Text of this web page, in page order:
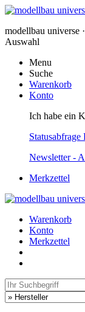
modellbau universe
Auswahl
Menu
Suche
Warenkorb
Konto
Ich habe ein
Statusabfrage
Newsletter -
Merkzettel
Warenkorb
Konto
Merkzettel